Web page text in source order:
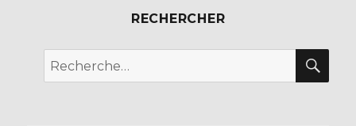
du
avril
RECHERCHER
Recherche
pour :